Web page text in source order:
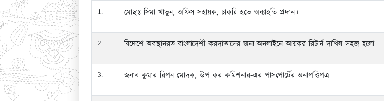
1. মোছাঃ সিমা খাতুন, অফিস সহায়ক, চাকরি হতে অব্যাহতি প্রদান।
2. বিদেশে অবস্থানরত বাংলাদেশী করদাতাদের জন্য অনলাইনে আয়কর রিটার্ন দাখিল সহজ হলো
3. জনাব কুমার রিপন মোদক, উপ কর কমিশনার-এর পাসপোর্টের অনাপত্তিপত্র